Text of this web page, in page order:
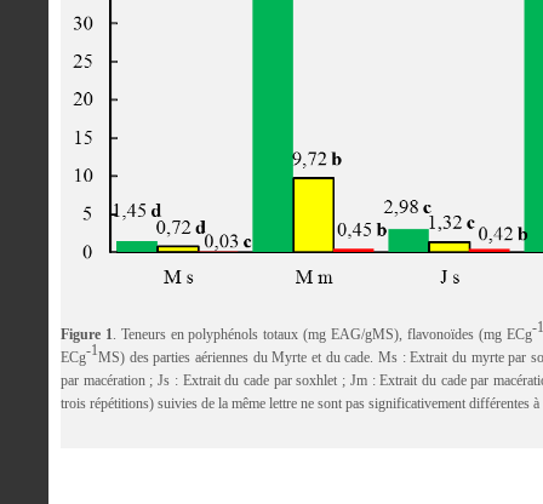
Figure 1. Teneurs en polyphénols totaux (mg EAG/gMS), flavonoïdes (mg ECg-1
ECg-1MS) des parties aériennes du Myrte et du cade. Ms : Extrait du myrte par
par macération ; Js : Extrait du cade par soxhlet ; Jm : Extrait du cade par
trois répétitions) suivies de la même lettre ne sont pas significativement différentes